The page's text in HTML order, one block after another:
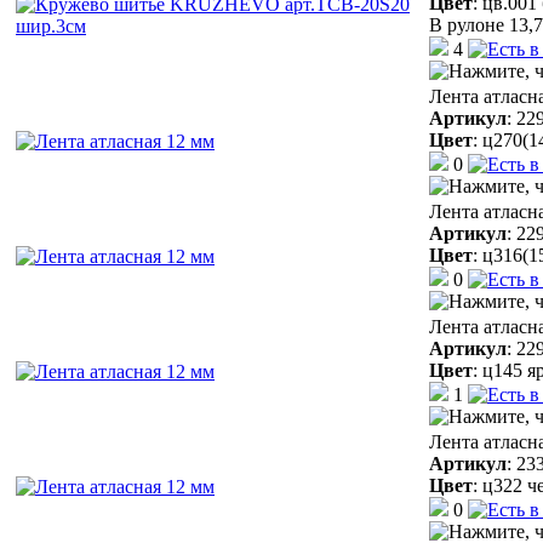
В рулоне
4
Лента
Артикул:
Цвет:
0
Лента
Артикул:
Цвет:
0
Лента
Артикул:
Цвет: ц145
1
Лента
Артикул:
Цвет: ц322
0